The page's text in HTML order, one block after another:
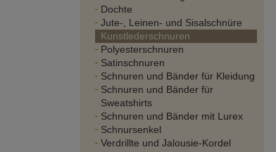
Dochte
Jute-, Leinen- und Sisalschnüre
Kunstlederschnuren
Polyesterschnuren
Satinschnuren
Schnuren und Bänder für Kleidung
Schnuren und Bänder für
Sweatshirts
Schnuren und Bänder mit Lurex
Schnursenkel
Verdrillte und Jalousie-Kordel